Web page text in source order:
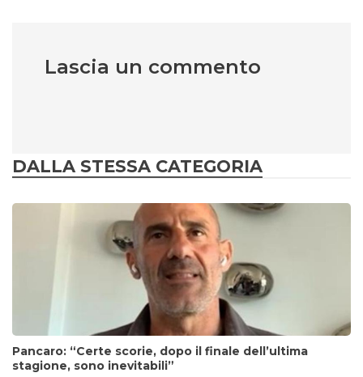
Lascia un commento
DALLA STESSA CATEGORIA
Pancaro: “Certe scorie, dopo il finale dell’ultima
stagione, sono inevitabili”